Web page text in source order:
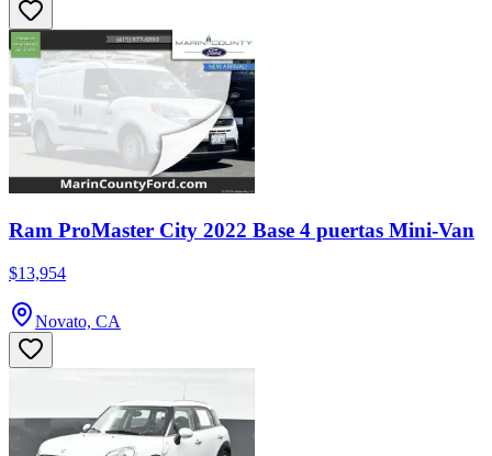
Ram ProMaster City 2022 Base 4 puertas Mini-Van
$13,954
Novato, CA